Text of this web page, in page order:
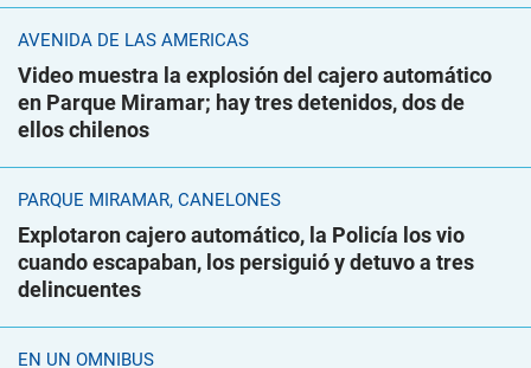
AVENIDA DE LAS AMÉRICAS
Video muestra la explosión del cajero automático
en Parque Miramar; hay tres detenidos, dos de
ellos chilenos
PARQUE MIRAMAR, CANELONES
Explotaron cajero automático, la Policía los vio
cuando escapaban, los persiguió y detuvo a tres
delincuentes
EN UN ÓMNIBUS